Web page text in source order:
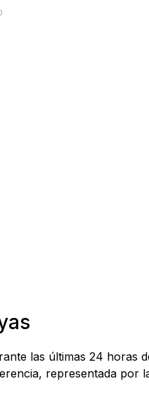
las últimas 24 horas
representada por